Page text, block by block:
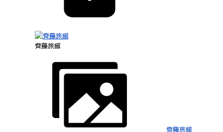
齊藤旅館
齊藤旅館